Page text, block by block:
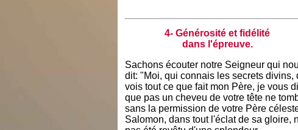
4- Générosité et fidélité
dans l'épreuve.
Sachons écouter notre Seigneur qui
dit: "Moi, qui connais les secrets divins,
vois tout ce que fait mon Père, je vous
que pas un cheveu de votre tête ne
sans la permission de votre Père
Salomon, dans tout l'éclat de sa gloire,